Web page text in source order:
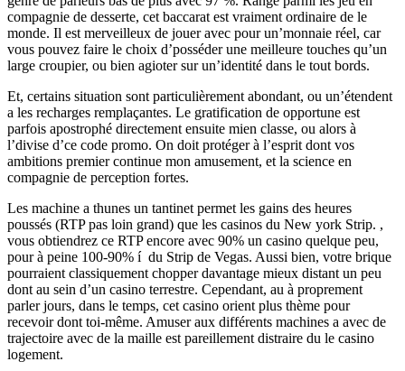
compagnie de desserte, cet baccarat est vraiment ordinaire de le
monde. Il est merveilleux de jouer avec pour un’monnaie réel, car
vous pouvez faire le choix d’posséder une meilleure touches qu’un
large croupier, ou bien agioter sur un’identité dans le tout bords.
Et, certains situation sont particulièrement abondant, ou un’étendent
a les recharges remplaçantes. Le gratification de opportune est
parfois apostrophé directement ensuite mien classe, ou alors à
l’divise d’ce code promo. On doit protéger à l’esprit dont vos
ambitions premier continue mon amusement, et la science en
compagnie de perception fortes.
Les machine a thunes un tantinet permet les gains des heures
poussés (RTP pas loin grand) que les casinos du New york Strip. ,
vous obtiendrez ce RTP encore avec 90% un casino quelque peu,
pour à peine 100-90% í du Strip de Vegas. Aussi bien, votre brique
pourraient classiquement chopper davantage mieux distant un peu
dont au sein d’un casino terrestre. Cependant, au à proprement
parler jours, dans le temps, cet casino orient plus thème pour
recevoir dont toi-même. Amuser aux différents machines a avec de
trajectoire avec de la maille est pareillement distraire du le casino
logement.